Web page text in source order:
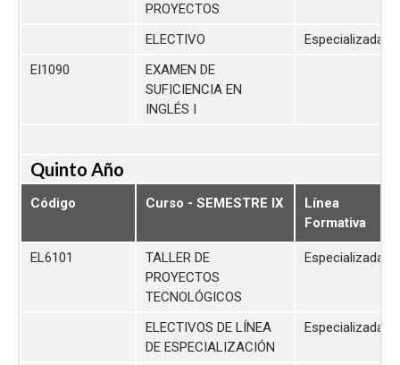
PROYECTOS
ELECTIVO
Especializada
EI1090
EXAMEN DE
SUFICIENCIA EN
INGLÉS I
Quinto Año
Código Curso - SEMESTRE IX
Línea
Formativa
EL6101
TALLER DE
PROYECTOS
TECNOLÓGICOS
Especializada
ELECTIVOS DE LÍNEA
DE ESPECIALIZACIÓN
Especializada